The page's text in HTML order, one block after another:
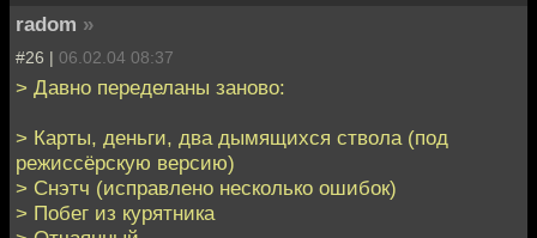
radom »
#26 | 06.02.04 08:37
> Давно переделаны заново:
> Карты, деньги, два дымящихся ствола (под
режиссёрскую версию)
> Снэтч (исправлено несколько ошибок)
> Побег из курятника